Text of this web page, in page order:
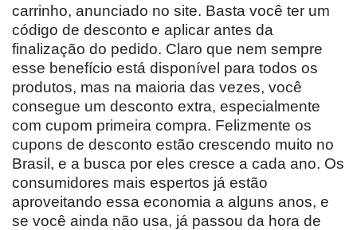
carrinho, anunciado no site. Basta você ter um
código de desconto e aplicar antes da
finalização do pedido. Claro que nem sempre
esse benefício está disponível para todos os
produtos, mas na maioria das vezes, você
consegue um desconto extra, especialmente
com cupom primeira compra. Felizmente os
cupons de desconto estão crescendo muito no
Brasil, e a busca por eles cresce a cada ano. Os
consumidores mais espertos já estão
aproveitando essa economia a alguns anos, e
se você ainda não usa, já passou da hora de